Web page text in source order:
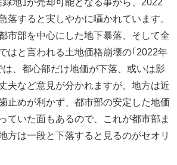
落すると実しやかに囁かれています。
市部を中心にした地下暴落、そして全
はと言われる土地価格崩壊の｢2022年
は、都心部だけ地価が下落、或いは影
夫など意見が分かれますが、地方は近
止めが利かず、都市部の安定した地価
ていた面もあるので、これが都市部ま
方は一段と下落すると見るのがセオリ